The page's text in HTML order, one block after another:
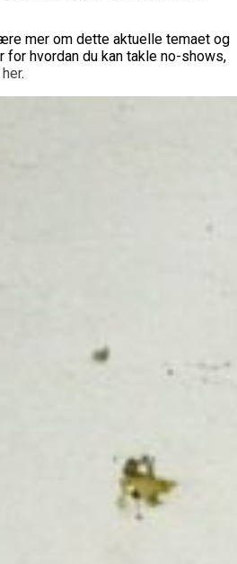
mer om dette aktuelle temaet og
hvordan du kan takle no-shows,
her.